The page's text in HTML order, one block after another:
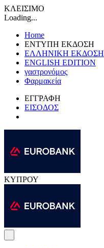
ΚΛΕΙΣΙΜΟ
Loading...
Home
ΕΝΤΥΠΗ ΕΚΔΟΣΗ
ΕΛΛΗΝΙΚΗ ΕΚΔΟΣΗ
ENGLISH EDITION
γαστρονόμος
Φαρμακεία
ΕΓΓΡΑΦΗ
ΕΙΣΟΔΟΣ
ΚΥΠΡΟΥ